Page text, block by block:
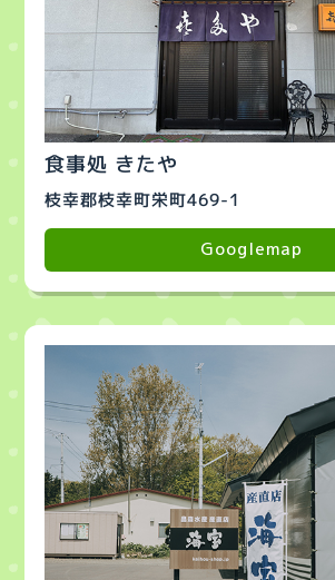
食事処 きたや
枝幸郡枝幸町栄町469-1
Googlemap